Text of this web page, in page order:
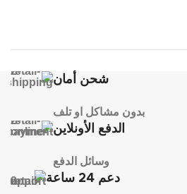
شحن أمان
بدون مشاكل او تلف
الدفع الأونلاين
وسائل الدفع
دعم 24 ساعة